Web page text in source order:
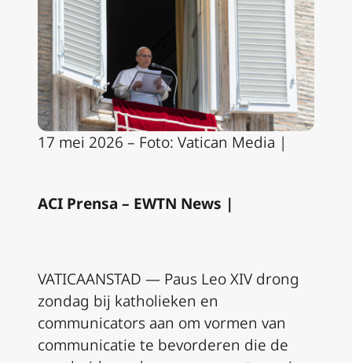
17 mei 2026 – Foto: Vatican Media |
ACI Prensa – EWTN News |
VATICAANSTAD — Paus Leo XIV drong
zondag bij katholieken en
communicators aan om vormen van
communicatie te bevorderen die de